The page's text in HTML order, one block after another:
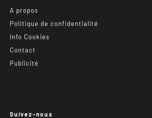
A propos
Politique de confidentialité
Info Cookies
Contact
Publicité
Suivez-nous